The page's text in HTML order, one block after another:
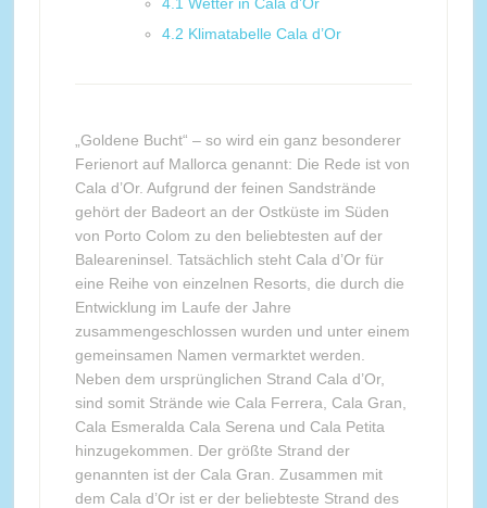
4.2 Klimatabelle Cala d’Or
„Goldene Bucht“ – so wird ein ganz besonderer
Ferienort auf Mallorca genannt: Die Rede ist von
Cala d’Or. Aufgrund der feinen Sandstrände
gehört der Badeort an der Ostküste im Süden
von Porto Colom zu den beliebtesten auf der
Baleareninsel. Tatsächlich steht Cala d’Or für
eine Reihe von einzelnen Resorts, die durch die
Entwicklung im Laufe der Jahre
zusammengeschlossen wurden und unter einem
gemeinsamen Namen vermarktet werden.
Neben dem ursprünglichen Strand Cala d’Or,
sind somit Strände wie Cala Ferrera, Cala Gran,
Cala Esmeralda Cala Serena und Cala Petita
hinzugekommen. Der größte Strand der
genannten ist der Cala Gran. Zusammen mit
dem Cala d’Or ist er der beliebteste Strand des